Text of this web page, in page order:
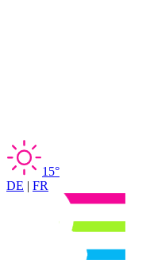
15°
DE | FR